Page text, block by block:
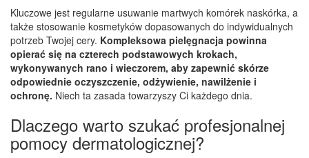
Kluczowe jest regularne usuwanie martwych komórek naskórka, a
także stosowanie kosmetyków dopasowanych do indywidualnych
potrzeb Twojej cery. Kompleksowa pielęgnacja powinna
opierać się na czterech podstawowych krokach,
wykonywanych rano i wieczorem, aby zapewnić skórze
odpowiednie oczyszczenie, odżywienie, nawilżenie i
ochronę. Niech ta zasada towarzyszy Ci każdego dnia.
Dlaczego warto szukać profesjonalnej
pomocy dermatologicznej?